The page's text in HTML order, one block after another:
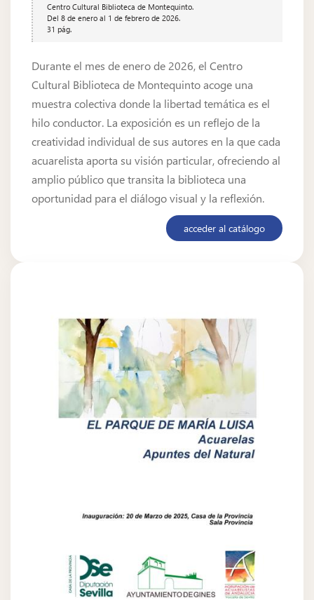
Centro Cultural Biblioteca de Montequinto.
Del 8 de enero al 1 de febrero de 2026.
31 pág.
Durante el mes de enero de 2026, el Centro
Cultural Biblioteca de Montequinto acoge una
muestra colectiva donde la libertad temática es el
hilo conductor. La exposición es un reflejo de la
creatividad individual de sus autores en la que cada
acuarelista aporta su visión particular, ofreciendo al
amplio público que transita la biblioteca una
oportunidad para el diálogo visual y la reflexión.
acceder al catálogo